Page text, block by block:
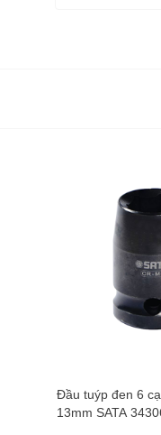
Đầu tuýp đen 6
13mm SATA